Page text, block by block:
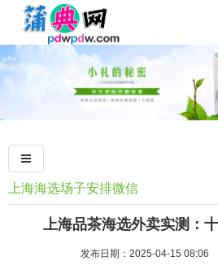
上海海选场子安排微信
上海品茶海选外卖实测：
发布日期：2025-04-15 08:06